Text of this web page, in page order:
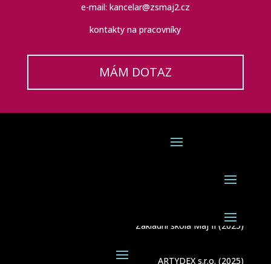
e-mail: kancelar@zsmaj2.cz
kontakty na pracovníky
MÁM DOTAZ
ARTYDEX s.r.o. (2025)
Základní škola Máj II (2025)